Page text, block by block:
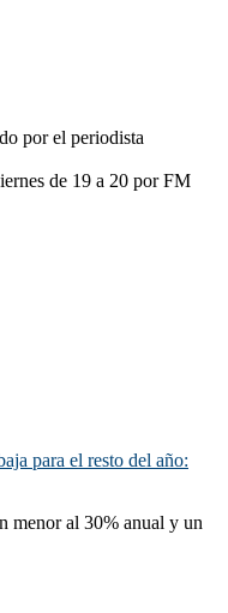
por el periodista
de 19 a 20 por FM
para el resto del año:
menor al 30% anual y un